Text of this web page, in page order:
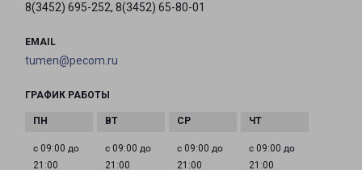
8(3452) 695-252, 8(3452) 65-80-01
EMAIL
tumen@pecom.ru
ГРАФИК РАБОТЫ
с 09:00 до
21:00
с 09:00 до
21:00
с 09:00 до
21:00
с 09:00 до
21:00